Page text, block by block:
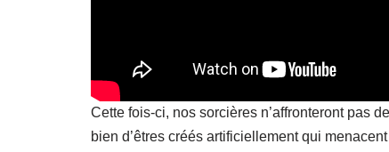
Cette fois-ci, nos sorcières n’affronteront pas
bien d’êtres créés artificiellement qui